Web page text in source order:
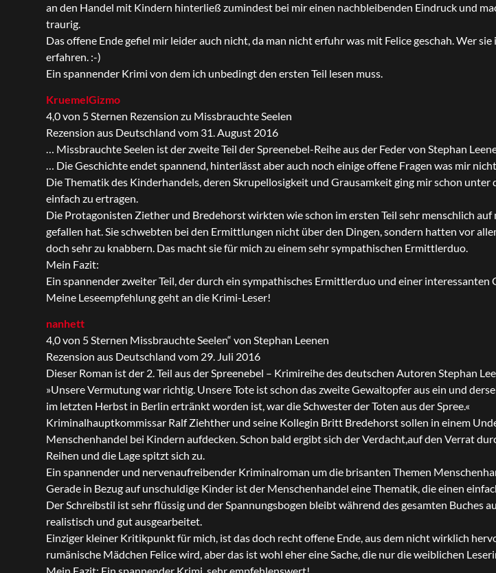
an den Handel mit Kindern hinterließ zumindest bei mir einen nachbleibenden Eindruck und
traurig.
Das offene Ende gefiel mir leider auch nicht, da man nicht erfuhr was mit Felice geschah. Wer
erfahren. :-)
Ein spannender Krimi von dem ich unbedingt den ersten Teil lesen muss.
KruemelGizmo
4,0 von 5 Sternen Rezension zu Missbrauchte Seelen
Rezension aus Deutschland vom 31. August 2016
… Missbrauchte Seelen ist der zweite Teil der Spreenebel-Reihe aus der Feder von Stephan
… Die Geschichte endet spannend, hinterlässt aber auch noch einige offene Fragen was mir
Die Thematik des Kinderhandels, deren Skrupellosigkeit und Grausamkeit ging mir schon
einfach zu ertragen.
Die Protagonisten Ziether und Bredehorst wirkten wie schon im ersten Teil sehr menschlich auf
gefallen hat. Sie schwebten bei den Ermittlungen nicht über den Dingen, sondern hatten vor
doch sehr zu knabbern. Das macht sie für mich zu einem sehr sympathischen Ermittlerduo.
Mein Fazit:
Ein spannender zweiter Teil, der durch ein sympathisches Ermittlerduo und einer
Meine Leseempfehlung geht an die Krimi-Leser!
nanhett
4,0 von 5 Sternen Missbrauchte Seelen“ von Stephan Leenen
Rezension aus Deutschland vom 29. Juli 2016
Dieser Roman ist der 2. Teil aus der Spreenebel – Krimireihe des deutschen Autoren Stephan
»Unsere Vermutung war richtig. Unsere Tote ist schon das zweite Gewaltopfer aus ein und
im letzten Herbst in Berlin ertränkt worden ist, war die Schwester der Toten aus der Spree.«
Kriminalhauptkommissar Ralf Ziehther und seine Kollegin Britt Bredehorst sollen in einem
Menschenhandel bei Kindern aufdecken. Schon bald ergibt sich der Verdacht,auf den Verrat
Reihen und die Lage spitzt sich zu.
Ein spannender und nervenaufreibender Kriminalroman um die brisanten Themen
Gerade in Bezug auf unschuldige Kinder ist der Menschenhandel eine Thematik, die einen
Der Schreibstil ist sehr flüssig und der Spannungsbogen bleibt während des gesamten Buches
realistisch und gut ausgearbeitet.
Einziger kleiner Kritikpunkt für mich, ist das doch recht offene Ende, aus dem nicht wirklich
rumänische Mädchen Felice wird, aber das ist wohl eher eine Sache, die nur die weiblichen
Mein Fazit: Ein spannender Krimi, sehr empfehlenswert!